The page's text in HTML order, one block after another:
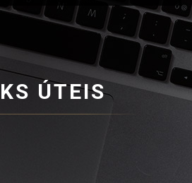
ÚTEIS